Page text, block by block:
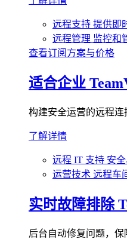
远程支持 提供即
远程管理 监控和
查看订阅方案与价格
适合企业
构建安全运营的远程连
了解详情
远程 IT 支持 安
运营技术 远程车
实时故障排除
后台自动修复问题，保